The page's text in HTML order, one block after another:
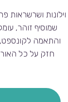
וילונות ושרשראות
שמוסיף זוהר,
והתאמה לקונספט,
חזק על כל